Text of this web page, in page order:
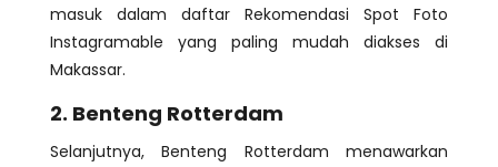
masuk dalam daftar Rekomendasi Spot Foto
Instagramable yang paling mudah diakses di
Makassar.
2. Benteng Rotterdam
Selanjutnya, Benteng Rotterdam menawarkan